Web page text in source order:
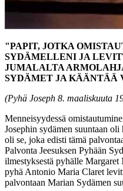
"PAPIT, JOTKA
SYDÄMELLENI JA
JUMALALTA
SYDÄMET JA KÄÄNTÄÄ
(Pyhä Joseph 8. maaliskuuta
Menneisyydessä
Josephin sydämen suuntaan
oli se, joka edisti tämä
Palvonta Jeesuksen Pyhään
ilmestyksestä pyhälle
pyhä Antonio Maria Claret
palvontaan Marian Sydämen